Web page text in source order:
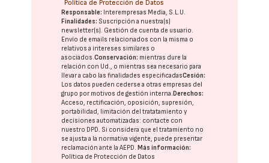
Política de Protección de Datos
Responsable: Interempresas Media, S.L.U.
Finalidades: Suscripción a nuestra(s)
newsletter(s). Gestión de cuenta de usuario.
Envío de emails relacionados con la misma o
relativos a intereses similares o
asociados.Conservación: mientras dure la
relación con Ud., o mientras sea necesario para
llevar a cabo las finalidades especificadasCesión:
Los datos pueden cederse a otras empresas del
grupo por motivos de gestión interna. Derechos:
Acceso, rectificación, oposición, supresión,
portabilidad, limitación del tratatamiento y
decisiones automatizadas: contacte con
nuestro DPD. Si considera que el tratamiento no
se ajusta a la normativa vigente, puede presentar
reclamación ante laAEPD. Más información:
Política de Protección de Datos